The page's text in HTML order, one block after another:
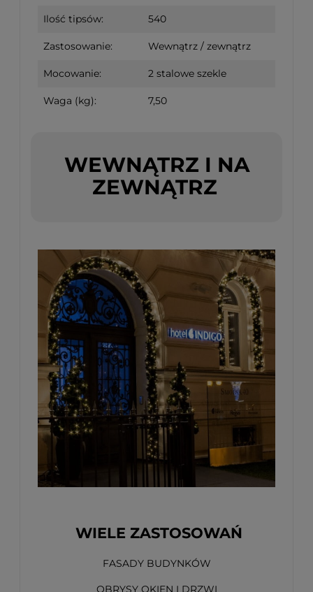
Ilość tipsów: 540
Zastosowanie: Wewnątrz / zewnątrz
Mocowanie: 2 stalowe szekle
Waga (kg): 7,50
WEWNĄTRZ I NA
ZEWNĄTRZ
WIELE ZASTOSOWAŃ
FASADY BUDYNKÓW
OBRYSY OKIEN I DRZWI